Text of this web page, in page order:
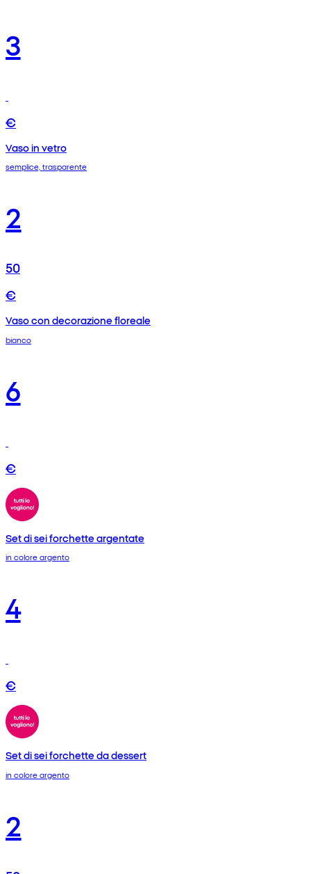
3
€
Vaso in vetro
semplice, trasparente
2
50
€
Vaso con decorazione floreale
bianco
6
€
Set di sei forchette argentate
in colore argento
4
€
Set di sei forchette da dessert
in colore argento
2